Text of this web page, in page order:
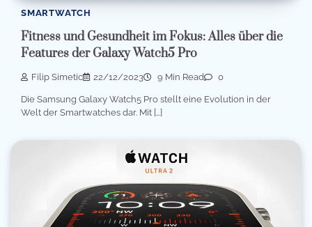
SMARTWATCH
Fitness und Gesundheit im Fokus: Alles über die
Features der Galaxy Watch5 Pro
Filip Simetic 22/12/2023 9 Min Read 0
Die Samsung Galaxy Watch5 Pro stellt eine Evolution in der
Welt der Smartwatches dar. Mit […]